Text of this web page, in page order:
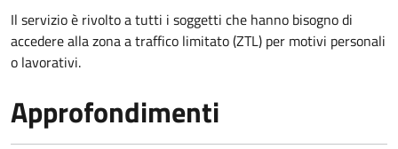
Il servizio è rivolto a tutti i soggetti che hanno bisogno di
accedere alla zona a traffico limitato (ZTL) per motivi personali
o lavorativi.
Approfondimenti